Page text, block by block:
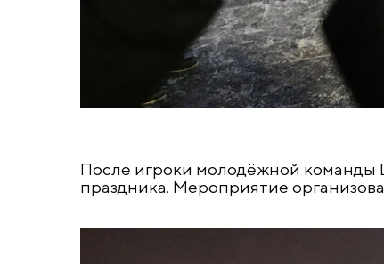
После игроки молодёжной команды
праздника. Мероприятие